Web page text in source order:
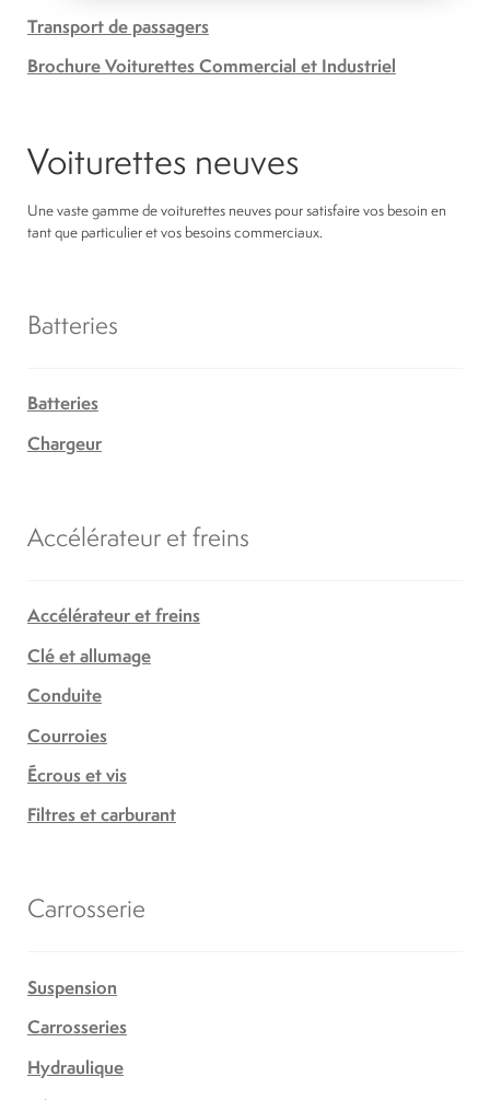
Transport de passagers
Brochure Voiturettes Commercial et Industriel
Voiturettes neuves
Une vaste gamme de voiturettes neuves pour satisfaire vos besoin en
tant que particulier et vos besoins commerciaux.
Batteries
Batteries
Chargeur
Accélérateur et freins
Accélérateur et freins
Clé et allumage
Conduite
Courroies
Écrous et vis
Filtres et carburant
Carrosserie
Suspension
Carrosseries
Hydraulique